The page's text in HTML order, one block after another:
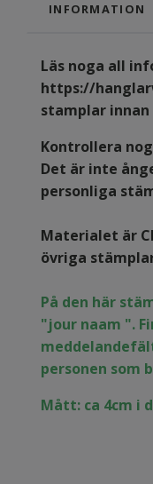
INFORMATION
Läs noga all
https://
stamplar
Kontrollera
Det är inte
personliga
Materialet är
övriga
På den här
"jour naam ".
personen som
Mått: ca 4cm i